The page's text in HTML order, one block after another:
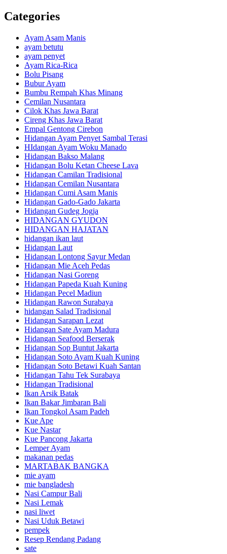
Categories
Ayam Asam Manis
ayam betutu
ayam penyet
Ayam Rica-Rica
Bolu Pisang
Bubur Ayam
Bumbu Rempah Khas Minang
Cemilan Nusantara
Cilok Khas Jawa Barat
Cireng Khas Jawa Barat
Empal Gentong Cirebon
Hidangan Ayam Penyet Sambal Terasi
HIdangan Ayam Woku Manado
Hidangan Bakso Malang
Hidangan Bolu Ketan Cheese Lava
Hidangan Camilan Tradisional
Hidangan Cemilan Nusantara
Hidangan Cumi Asam Manis
Hidangan Gado-Gado Jakarta
Hidangan Gudeg Jogja
HIDANGAN GYUDON
HIDANGAN HAJATAN
hidangan ikan laut
Hidangan Laut
Hidangan Lontong Sayur Medan
Hidangan Mie Aceh Pedas
Hidangan Nasi Goreng
Hidangan Papeda Kuah Kuning
Hidangan Pecel Madiun
Hidangan Rawon Surabaya
hidangan Salad Tradisional
Hidangan Sarapan Lezat
Hidangan Sate Ayam Madura
Hidangan Seafood Berserak
Hidangan Sop Buntut Jakarta
Hidangan Soto Ayam Kuah Kuning
Hidangan Soto Betawi Kuah Santan
Hidangan Tahu Tek Surabaya
Hidangan Tradisional
Ikan Arsik Batak
Ikan Bakar Jimbaran Bali
Ikan Tongkol Asam Padeh
Kue Ape
Kue Nastar
Kue Pancong Jakarta
Lemper Ayam
makanan pedas
MARTABAK BANGKA
mie ayam
mie bangladesh
Nasi Campur Bali
Nasi Lemak
nasi liwet
Nasi Uduk Betawi
pempek
Resep Rendang Padang
sate